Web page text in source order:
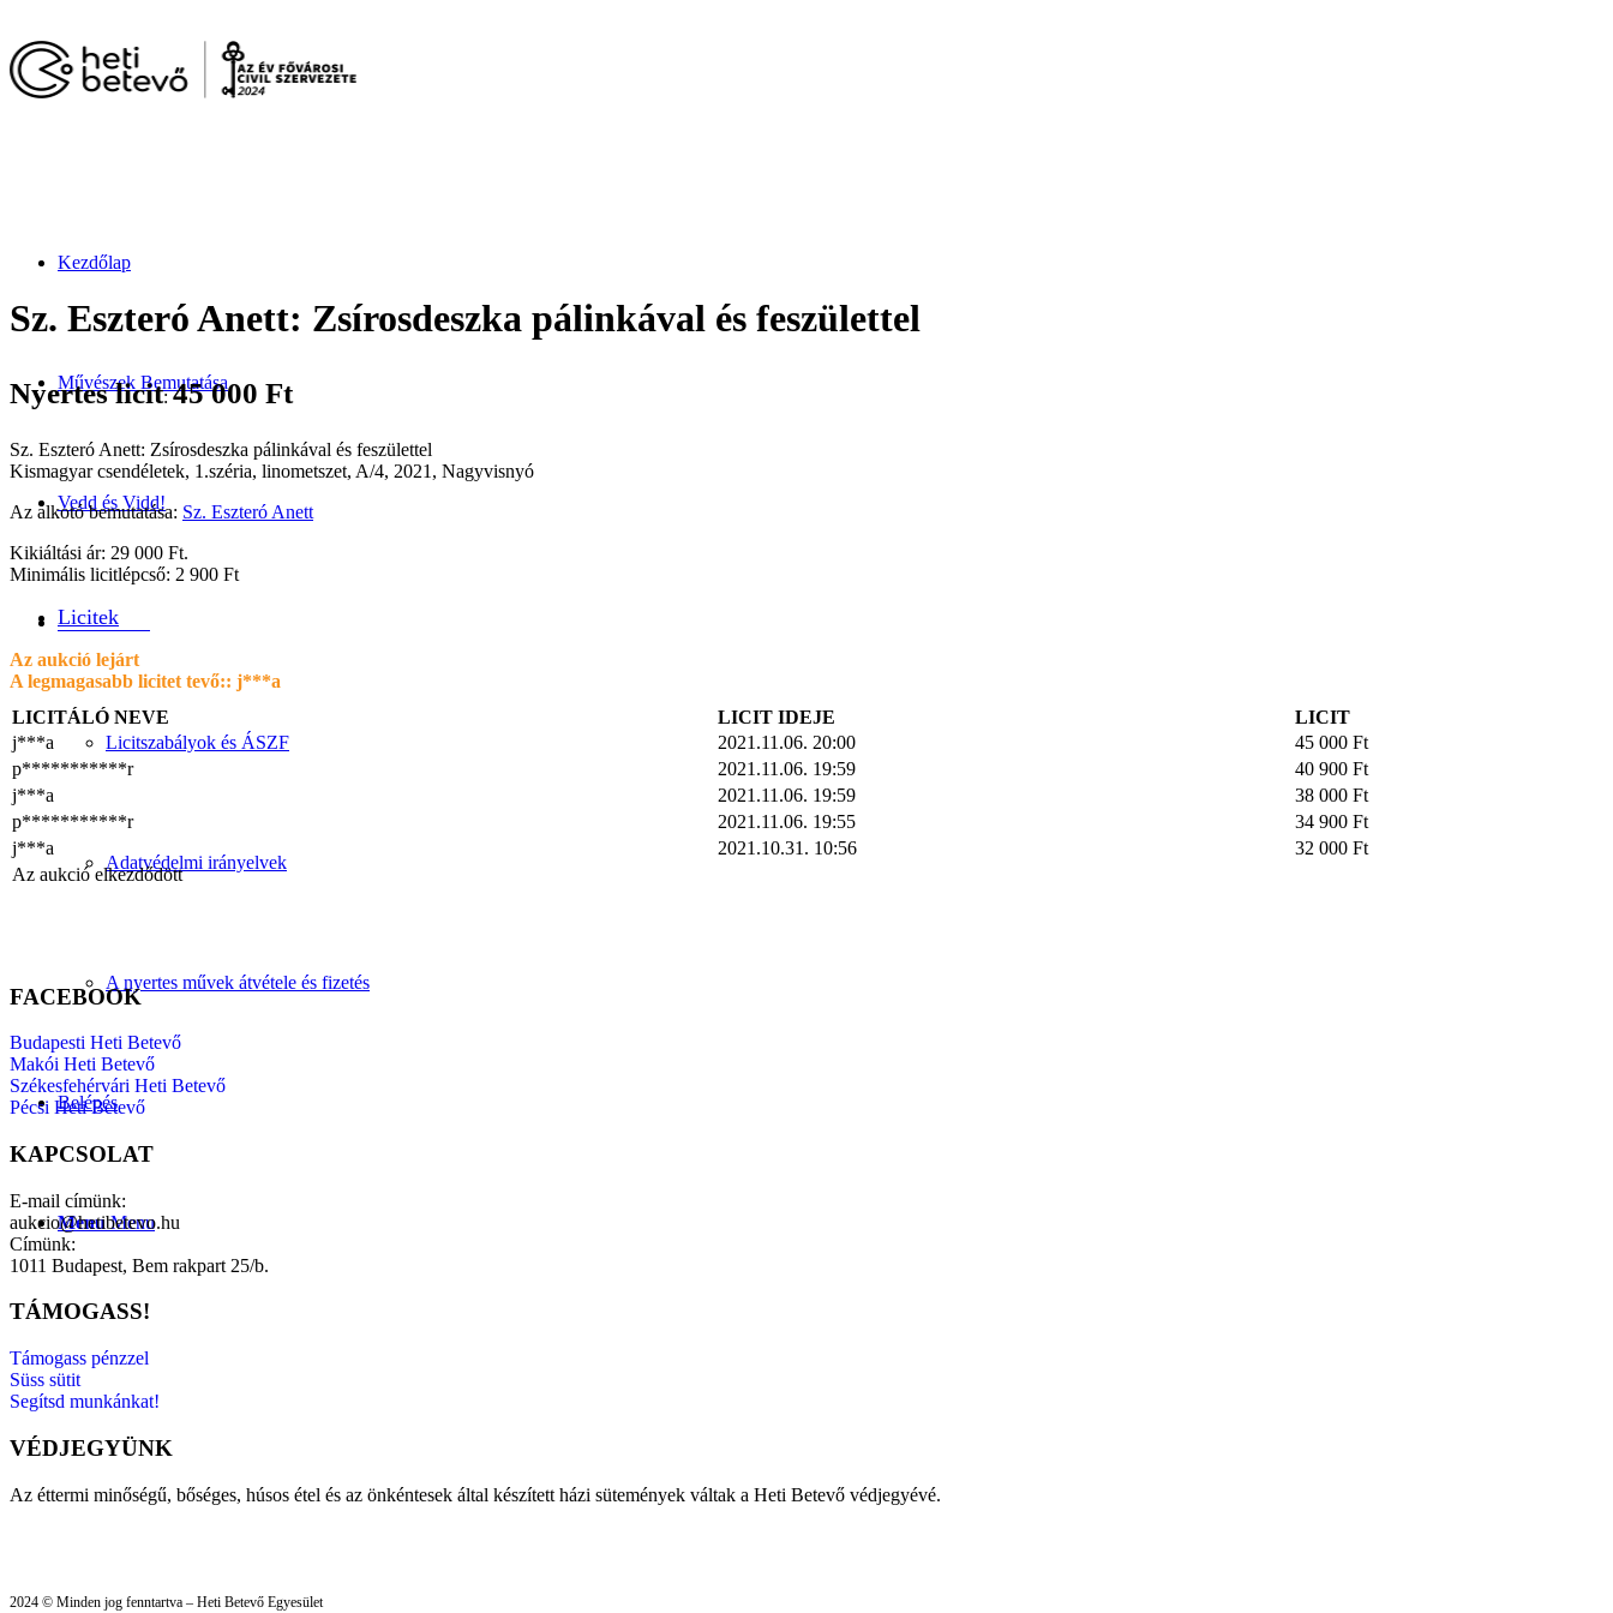
Kezdőlap
Művészek Bemutatása
Vedd és Vidd!
Információk
Licitszabályok és ÁSZF
Adatvédelmi irányelvek
A nyertes művek átvétele és fizetés
Belépés
Menu Menu
Sz. Eszteró Anett: Zsírosdeszka pálinkával és feszülettel
Nyertes licit:45 000 Ft
Sz. Eszteró Anett: Zsírosdeszka pálinkával és feszülettel
Kismagyar csendéletek, 1.széria, linometszet, A/4, 2021, Nagyvisnyó
Az alkotó bemutatása: Sz. Eszteró Anett
Kikiáltási ár: 29 000 Ft.
Minimális licitlépcső: 2 900 Ft
Licitek
Az aukció lejárt
A legmagasabb licitet tevő:: j***a
LICITÁLÓ NEVE
LICIT IDEJE
LICIT
j***a
2021.11.06. 20:00 45 000 Ft
p***********r
2021.11.06. 19:59 40 900 Ft
j***a
2021.11.06. 19:59 38 000 Ft
p***********r
2021.11.06. 19:55 34 900 Ft
j***a
2021.10.31. 10:56 32 000 Ft
Az aukció elkezdődött
FACEBOOK
Budapesti Heti Betevő
Makói Heti Betevő
Székesfehérvári Heti Betevő
Pécsi Heti Betevő
KAPCSOLAT
E-mail címünk:
aukcio@hetibetevo.hu
Címünk:
1011 Budapest, Bem rakpart 25/b.
TÁMOGASS!
Támogass pénzzel
Süss sütit
Segítsd munkánkat!
VÉDJEGYÜNK
Az éttermi minőségű, bőséges, húsos étel és az önkéntesek által készített házi sütemények váltak a Heti Betevő védjegyévé.
2024 © Minden jog fenntartva – Heti Betevő Egyesület